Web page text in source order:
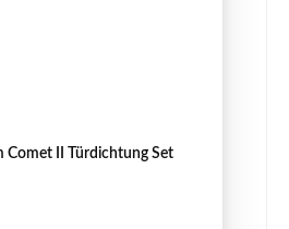
Comet II Türdichtung Set